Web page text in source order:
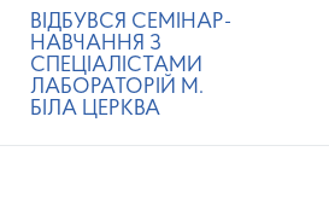
ВІДБУВСЯ СЕМІНАР-
НАВЧАННЯ З
СПЕЦІАЛІСТАМИ
ЛАБОРАТОРІЙ М.
БІЛА ЦЕРКВА